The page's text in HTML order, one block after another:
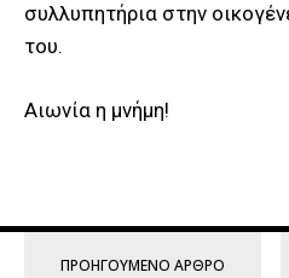
συλλυπητήρια στην
του.
Αιωνία η μνήμη!
ΠΡΟΗΓΟΎΜΕΝΟ ΆΡΘΡΟ